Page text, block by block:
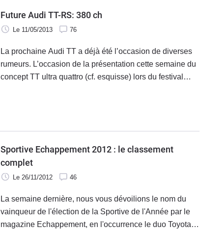
Future Audi TT-RS: 380 ch
Le 11/05/2013 76
La prochaine Audi TT a déjà été l’occasion de diverses
rumeurs. L’occasion de la présentation cette semaine du
concept TT ultra quattro (cf. esquisse) lors du festival
Sportive Echappement 2012 : le classement
complet
Le 26/11/2012 46
La semaine dernière, nous vous dévoilions le nom du
vainqueur de l'élection de la Sportive de l'Année par le
magazine Echappement, en l'occurrence le duo Toyota